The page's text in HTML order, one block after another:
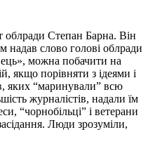
облради Степан Барна. Він
слово голові облради
можна побачити на
якщо порівняти з ідеями і
яких “маринували” всю
журналістів, надали їм
“чорнобільці” і ветерани
Люди зрозуміли,